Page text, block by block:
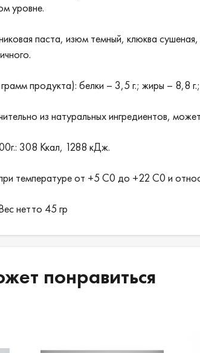
уровне.
паста, изюм темный, клюква
продукта): белки – 3,5 г.; жиры – 8,8
из натуральных ингредиентов,
308 Ккал, 1288 кДж.
температуре от +5 С0 до +22 С0 и
нетто 45 гр
понравиться